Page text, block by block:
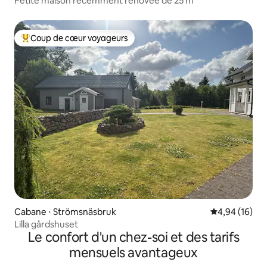
Coups de cœur voyageurs les plus appréciés
Coup de cœur voyageurs
Cabane ⋅ Strömsnäsbruk Évaluation
4,94 (16)
Lilla gårdshuset
Le confort d'un chez-soi et des tarifs
mensuels avantageux